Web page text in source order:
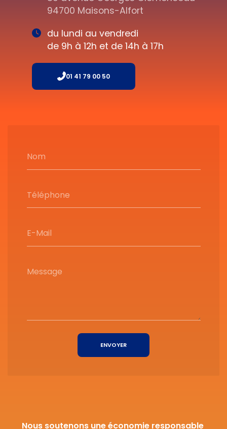
Nom
Téléphone
E-Mail
Message
ENVOYER
94700 Maisons-Alfort
du lundi au vendredi
de 9h à 12h et de 14h à 17h
01 41 79 00 50
Nous soutenons une économie responsable